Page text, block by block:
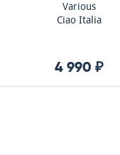
Various
Ciao Italia
4 990 ₽